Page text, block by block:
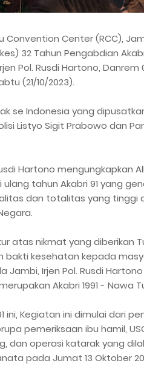
Center (RCC),
32 Tahun Pengabdian
Pol. Rusdi Hartono, Danrem
(21/10/2023).
se Indonesia yang
Listyo Sigit Prabowo dan
Hartono mengungkapkan
tahun Akabri 91 yang
dan totalitas yang tinggi
atas nikmat yang diberikan
bakti kesehatan kepada
Jambi, Irjen Pol. Rusdi
Akabri 1991 - Nawa
ini, Kegiatan ini dimulai dari
pemeriksaan ibu hamil,
dan operasi katarak yang
pada Jumat 13 Oktober